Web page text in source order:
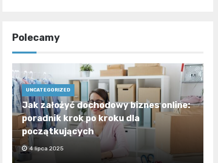
Polecamy
UNCATEGORIZED
Jak założyć dochodowy biznes online:
poradnik krok po kroku dla
początkujących
4 lipca 2025